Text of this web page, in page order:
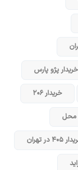
خریدار پژو پارس
خریدار ۲۰۶
۴۰۵ در تهران